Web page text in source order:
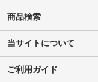
商品検索
当サイトについて
ご利用ガイド